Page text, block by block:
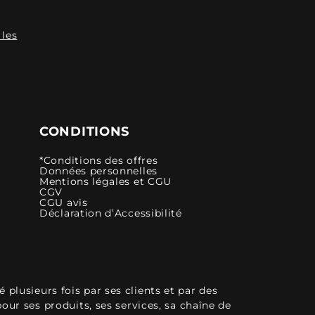
CONDITIONS
*Conditions des offres
Données personnelles
Mentions légales et CGU
CGV
CGU avis
Déclaration d’Accessibilité
plusieurs fois par ses clients et par des
ses produits, ses services, sa chaîne de